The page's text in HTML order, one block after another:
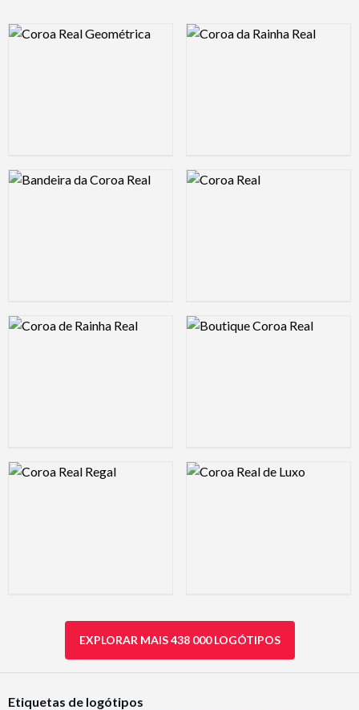
Logo Preview Image Logo Preview Image
Logo Preview Image Logo Preview Image
Logo Preview Image Logo Preview Image
Logo Preview Image Logo Preview Image
EXPLORAR MAIS 438 000 LOGÓTIPOS
Etiquetas de logótipos